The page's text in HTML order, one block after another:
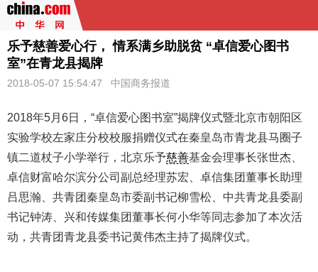
乐予慈善爱心行， 情系满乡助脱贫 “卓信爱心图书
室”在青龙县揭牌
2018-05-07 15:54:47 中国商务报道
2018年5月6日，“卓信爱心图书室”揭牌仪式暨北京市朝阳区
实验学校左家庄分校校服捐赠仪式在秦皇岛市青龙县马圈子
镇二道杖子小学举行，北京乐予慈善基金会理事长张世杰、
卓信财富哈尔滨分公司副总经理苏宏、卓信集团董事长助理
吕思瀚、共青团秦皇岛市委副书记柳雪松、中共青龙县委副
书记钟涛、兴和传媒集团董事长何小华等同志参加了本次活
动，共青团青龙县委书记黄伟杰主持了揭牌仪式。